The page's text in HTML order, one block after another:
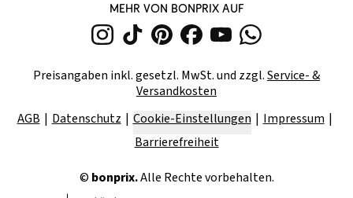
MEHR VON BONPRIX AUF
Preisangaben inkl. gesetzl. MwSt. und zzgl.Service- &
Versandkosten
AGB
Datenschutz Cookie-Einstellungen
Impressum
Barrierefreiheit
© bonprix.Alle Rechte vorbehalten.